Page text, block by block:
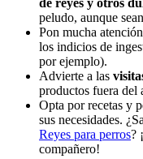
de reyes y otros
peludo, aunque
Pon mucha
los indicios de
por ejemplo).
Advierte a las
productos fuera del
Opta por recetas y
sus necesidades.
Reyes para perros?
compañero!